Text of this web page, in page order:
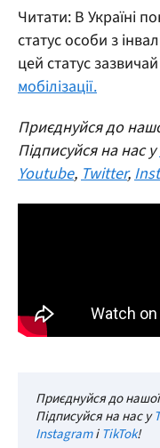
Читати: В Україні
статус особи з
цей статус
мобілізації.
Приєднуйся до
Підписуйся на нас у
Youtube,Twitter,
Приєднуйся до
Підписуйся на нас у
InstagramіTikTok!